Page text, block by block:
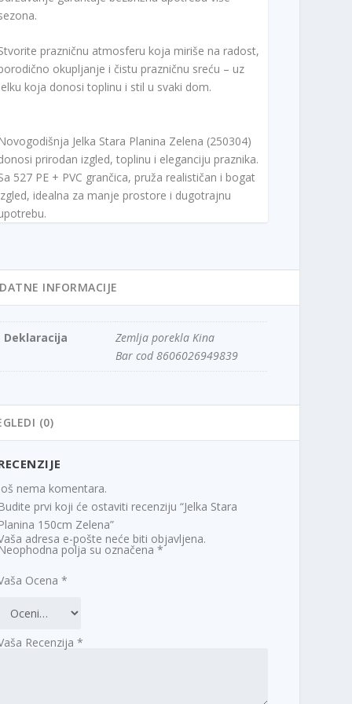
prazničnu atmosferu koja miriše na radost,
okupljanje i čistu prazničnu sreću – uz
koja donosi toplinu i stil u svaki dom.
Jelka Stara Planina Zelena (250304)
prirodan izgled, toplinu i eleganciju praznika.
527 PE + PVC grančica, pruža realističan i bogat
idealna za manje prostore i dugotrajnu
INFORMACIJE
Deklaracija
Zemlja porekla Kina
Bar cod 8606026949839
(0)
nema komentara.
prvi koji će ostaviti recenziju “Jelka Stara
150cm Zelena”
adresa e-pošte neće biti objavljena.
polja su označena*
Ocena*
Recenzija*